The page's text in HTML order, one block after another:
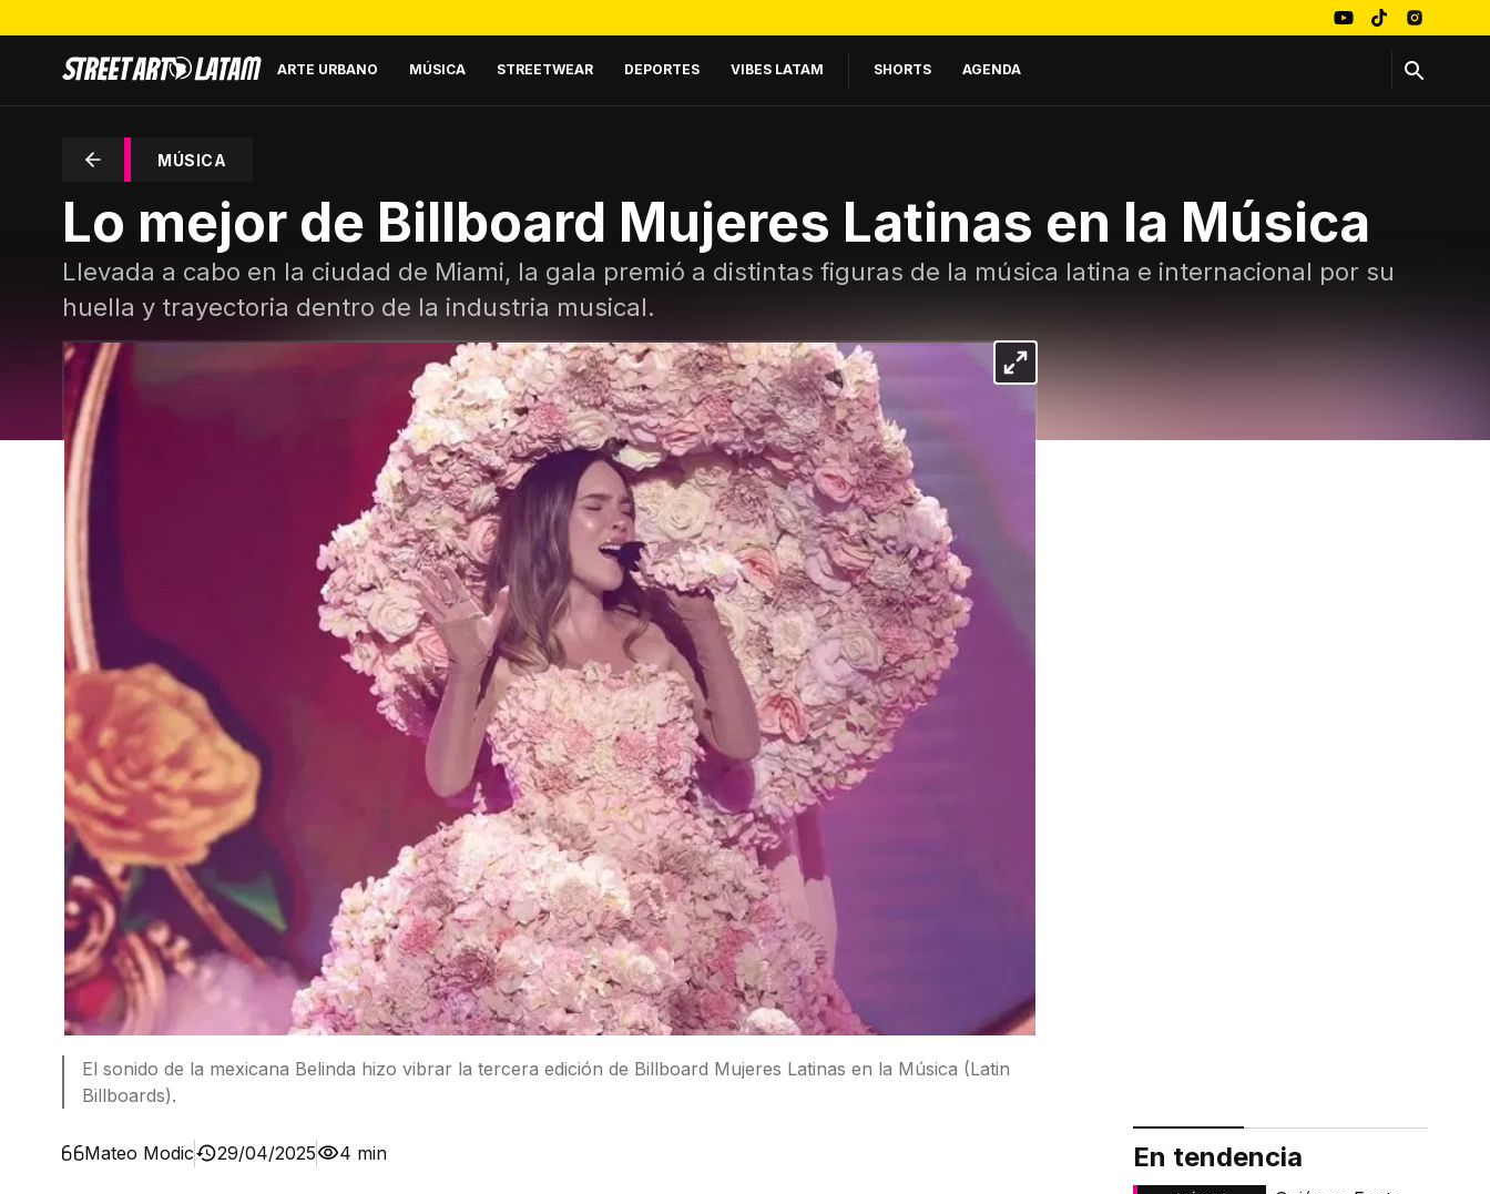
ARTE URBANO MÚSICA STREETWEAR DEPORTES VIBES LATAM SHORTS AGENDA
MÚSICA
Lo mejor de Billboard Mujeres Latinas en la Música
Llevada a cabo en la ciudad de Miami, la gala premió a distintas figuras de la música latina e internacional por su
huella y trayectoria dentro de la industria musical.
El sonido de la mexicana Belinda hizo vibrar la tercera edición de Billboard Mujeres Latinas en la Música (Latin
Billboards).
Mateo Modic 29/04/2025 4 min En tendencia